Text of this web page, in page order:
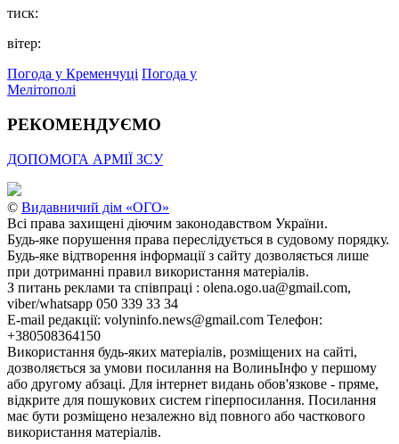
тиск:
вітер:
Погода у Кременчуці Погода у
Мелітополі
РЕКОМЕНДУЄМО
ДОПОМОГА АРМІЇ ЗСУ
© Видавничий дім «ОГО»
Всі права захищені діючим законодавством України.
Будь-яке порушення права переслідується в судовому порядку.
Будь-яке відтворення інформації з сайту дозволяється лише
при дотриманні правил використання матеріалів.
З питань реклами та співпраці : olena.ogo.ua@gmail.com,
viber/whatsapp 050 339 33 34
E-mail редакції: volyninfo.news@gmail.com Телефон:
+380508364150
Використання будь-яких матеріалів, розміщених на сайті,
дозволяється за умови посилання на ВолиньІнфо у першому
або другому абзаці. Для інтернет видань обов'язкове - пряме,
відкрите для пошукових систем гіперпосилання. Посилання
має бути розміщено незалежно від повного або часткового
використання матеріалів.